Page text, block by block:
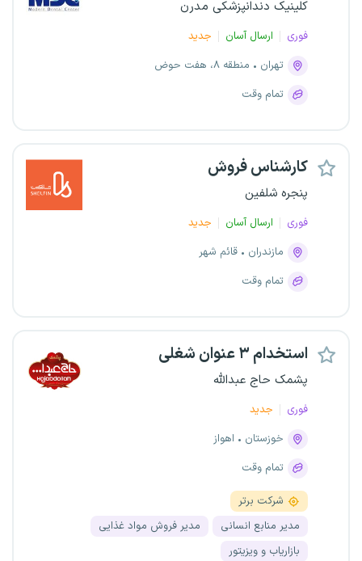
کلینیک دندانپزشکی مدرن
فوری ارسال آسان
جدید
تهران
منطقه ۸، هفت حوض
تمام وقت
کارشناس فروش
پنجره شلفین
فوری ارسال آسان
جدید
مازندران
قائم شهر
تمام وقت
استخدام ۳ عنوان شغلی
پشمک حاج عبدالله
فوری
جدید
خوزستان
اهواز
تمام وقت
شرکت برتر
مدیر منابع انسانی
مدیر فروش مواد غذایی
بازاریاب و ویزیتور